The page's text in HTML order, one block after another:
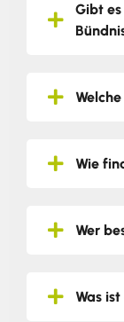
Gibt
Wie
Wer
Was